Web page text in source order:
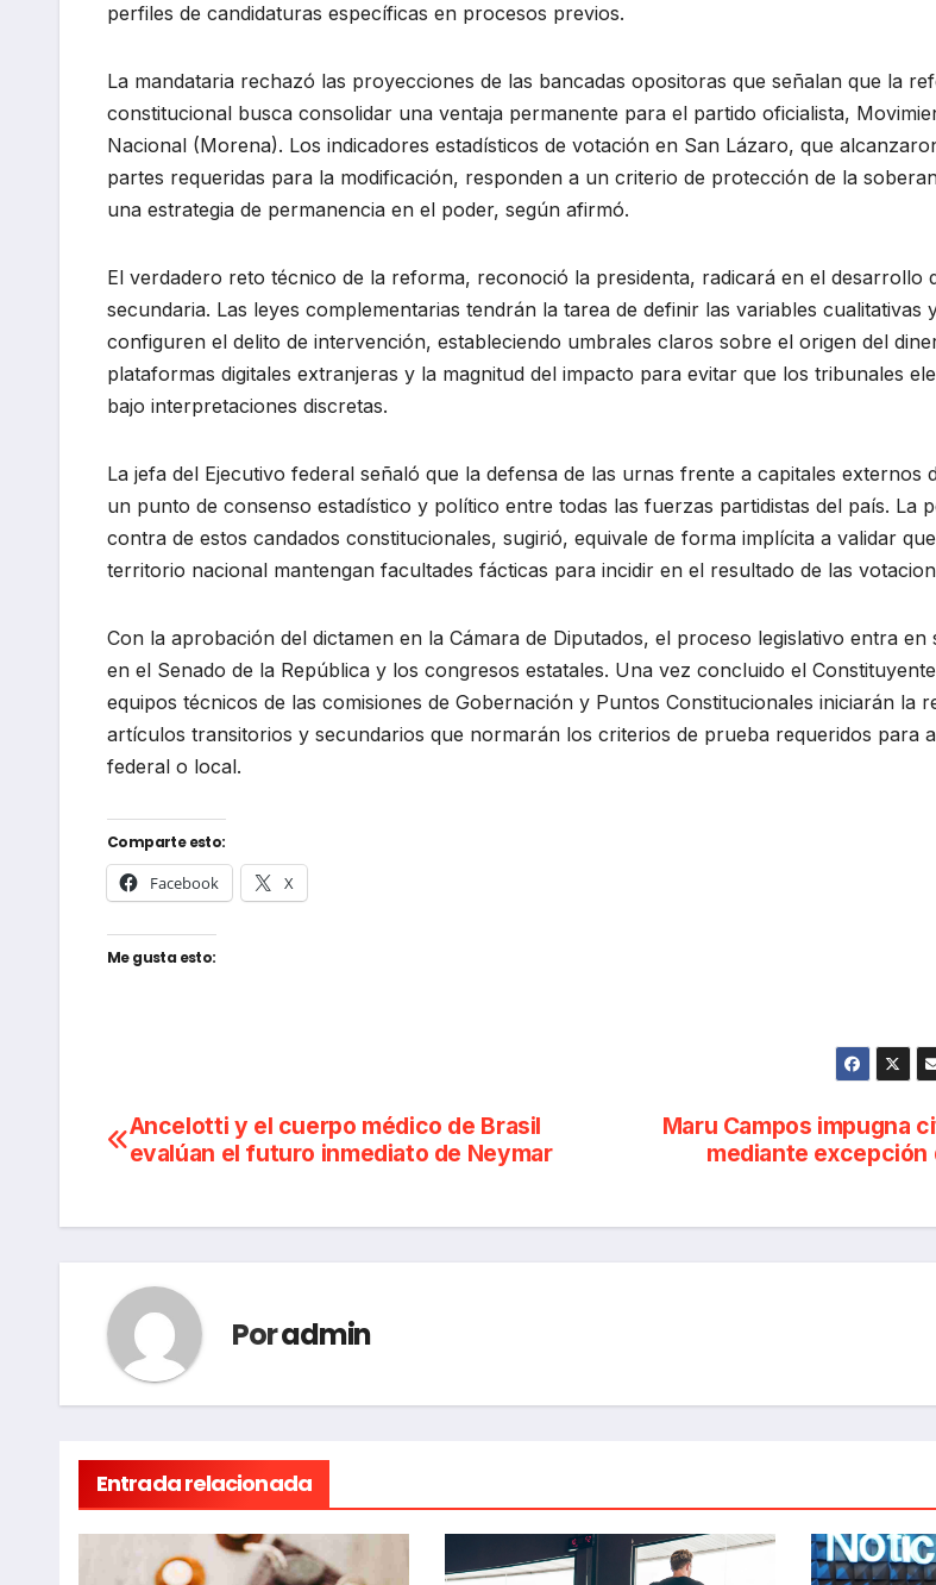
perfiles de candidaturas específicas en procesos previos.
La mandataria rechazó las proyecciones de las bancadas opositoras que señalan que la
constitucional busca consolidar una ventaja permanente para el partido oficialista,
Nacional (Morena). Los indicadores estadísticos de votación en San Lázaro, que
partes requeridas para la modificación, responden a un criterio de protección de la
una estrategia de permanencia en el poder, según afirmó.
El verdadero reto técnico de la reforma, reconoció la presidenta, radicará en el desarrollo
secundaria. Las leyes complementarias tendrán la tarea de definir las variables cualitativas
configuren el delito de intervención, estableciendo umbrales claros sobre el origen del
plataformas digitales extranjeras y la magnitud del impacto para evitar que los tribunales
bajo interpretaciones discretas.
La jefa del Ejecutivo federal señaló que la defensa de las urnas frente a capitales externos
un punto de consenso estadístico y político entre todas las fuerzas partidistas del país. La
contra de estos candados constitucionales, sugirió, equivale de forma implícita a validar
territorio nacional mantengan facultades fácticas para incidir en el resultado de las
Con la aprobación del dictamen en la Cámara de Diputados, el proceso legislativo entra en
en el Senado de la República y los congresos estatales. Una vez concluido el
equipos técnicos de las comisiones de Gobernación y Puntos Constitucionales iniciarán la
artículos transitorios y secundarios que normarán los criterios de prueba requeridos para
federal o local.
Comparte esto:
Facebook X
Me gusta esto:
Navegación
entradas
Maru Campos impugna
mediante
Ancelotti y el cuerpo médico de Brasil
evalúan el futuro inmediato de Neymar
Poradmin
Entrada relacionada